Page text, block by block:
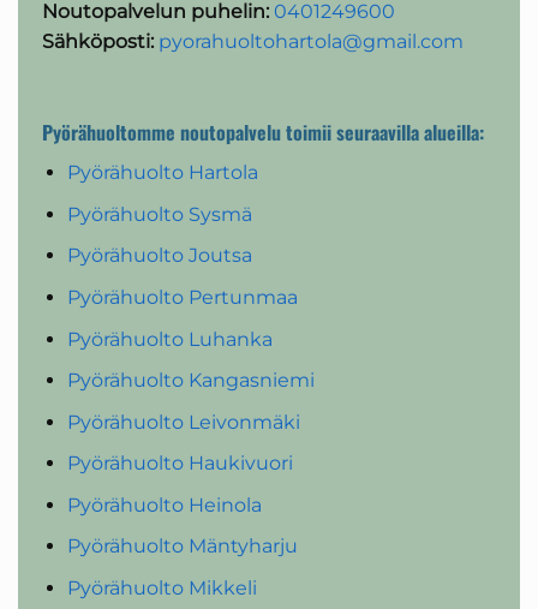
Noutopalvelun puhelin: 0401249600
Sähköposti: pyorahuoltohartola@gmail.com
Pyörähuoltomme noutopalvelu toimii seuraavilla alueilla:
Pyörähuolto Hartola
Pyörähuolto Sysmä
Pyörähuolto Joutsa
Pyörähuolto Pertunmaa
Pyörähuolto Luhanka
Pyörähuolto Kangasniemi
Pyörähuolto Leivonmäki
Pyörähuolto Haukivuori
Pyörähuolto Heinola
Pyörähuolto Mäntyharju
Pyörähuolto Mikkeli